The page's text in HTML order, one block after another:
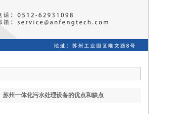
苏州一体化污水处理设备的优点和缺点